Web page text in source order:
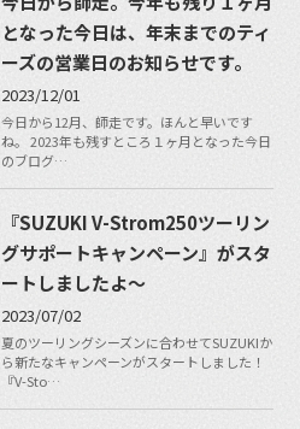
となった今日は、年末までのティ
ーズの営業日のお知らせです。
2023/12/01
今日から12月、師走です。ほんと早いです
ね。 2023年も残すところ１ヶ月となった今日
のブログ…
『SUZUKI V-Strom250ツーリン
グサポートキャンペーン』がスタ
ートしましたよ〜
2023/07/02
夏のツーリングシーズンに合わせてSUZUKIか
ら新たなキャンペーンがスタートしました！
『V-Sto…